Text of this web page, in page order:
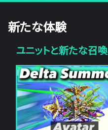
新たな体験
ユニットと新たな召喚